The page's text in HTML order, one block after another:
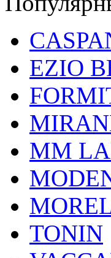
EZIO
MM
TONIN